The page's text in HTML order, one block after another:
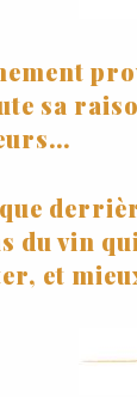
sa
du vin
et